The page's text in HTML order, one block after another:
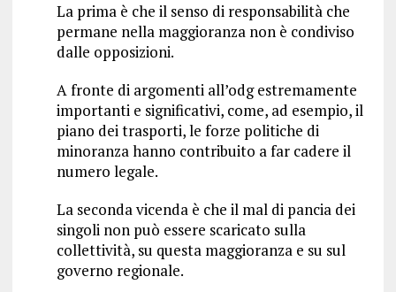
La prima è che il senso di responsabilità che
permane nella maggioranza non è condiviso
dalle opposizioni.
A fronte di argomenti all’odg estremamente
importanti e significativi, come, ad esempio, il
piano dei trasporti, le forze politiche di
minoranza hanno contribuito a far cadere il
numero legale.
La seconda vicenda è che il mal di pancia dei
singoli non può essere scaricato sulla
collettività, su questa maggioranza e su sul
governo regionale.